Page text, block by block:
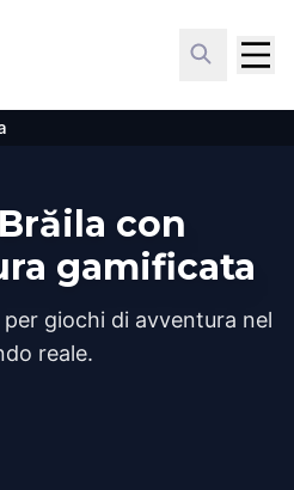
con
gamificata
giochi di avventura nel
reale.